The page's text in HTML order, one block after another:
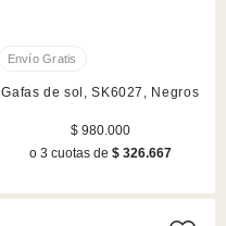
Gafas de sol, SK6027, Negros
$ 980.000
o 3 cuotas de $ 326.667